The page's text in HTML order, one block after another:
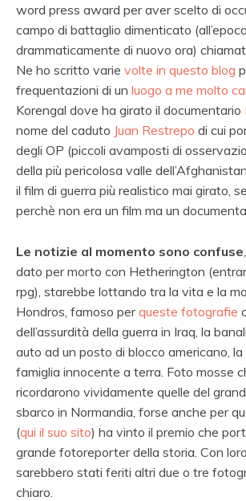
word press award per aver scelto di
campo di battaglio dimenticato
drammaticamente di nuovo ora)
Ne ho scritto varie volte in questo blog
frequentazioni di un luogo a me molto
Korengal dove ha girato il documentario
nome del caduto Juan Restrepo di cui
degli OP (piccoli avamposti di
della più pericolosa valle
il film di guerra più realistico mai girato,
perchè non era un film ma un
Le notizie al momento sono confuse
dato per morto con Hetherington
rpg), starebbe lottando tra la vita e la
Hondros, famoso perqueste fotografie
dell’assurdità della guerra in Iraq, la
auto ad un posto di blocco americano,
famiglia innocente a terra. Foto mosse
ricordarono vividamente quelle del
sbarco in Normandia, forse anche per
(qui il suo sito) ha vinto il premio che
grande fotoreporter della storia. Con
sarebbero stati feriti altri due o tre
chiaro.